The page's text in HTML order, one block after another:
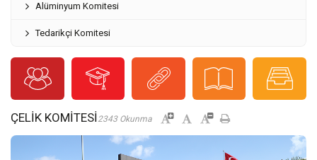
Alüminyum Komitesi
Tedarikçi Komitesi
ÇELIK KOMITESI2343 Okunma